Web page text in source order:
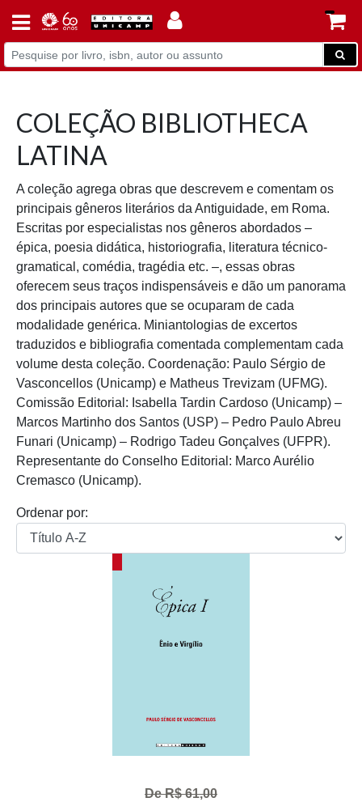
COLEÇÃO BIBLIOTHECA
LATINA
A coleção agrega obras que descrevem e comentam os
principais gêneros literários da Antiguidade, em Roma.
Escritas por especialistas nos gêneros abordados –
épica, poesia didática, historiografia, literatura técnico-
gramatical, comédia, tragédia etc. –, essas obras
oferecem seus traços indispensáveis e dão um panorama
dos principais autores que se ocuparam de cada
modalidade genérica. Miniantologias de excertos
traduzidos e bibliografia comentada complementam cada
volume desta coleção. Coordenação: Paulo Sérgio de
Vasconcellos (Unicamp) e Matheus Trevizam (UFMG).
Comissão Editorial: Isabella Tardin Cardoso (Unicamp) –
Marcos Martinho dos Santos (USP) – Pedro Paulo Abreu
Funari (Unicamp) – Rodrigo Tadeu Gonçalves (UFPR).
Representante do Conselho Editorial: Marco Aurélio
Cremasco (Unicamp).
Ordenar por:
De R$ 61,00